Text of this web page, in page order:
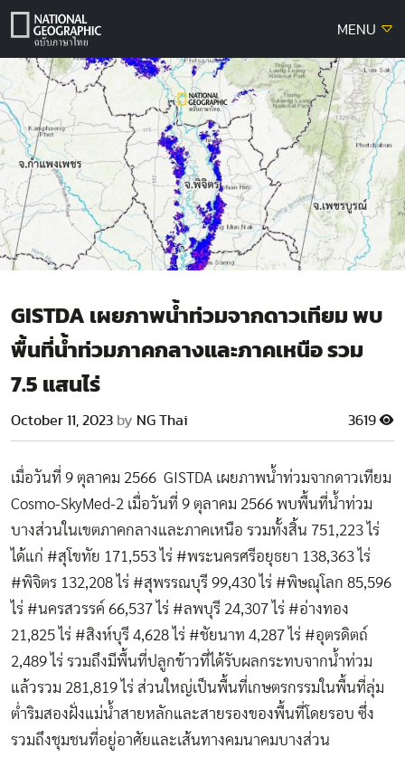
Skip
MENU
GISTDA เผยภาพน้ำท่วมจากดาวเทียม พบ
พื้นที่น้ำท่วมภาคกลางและภาคเหนือ รวม
7.5 แสนไร่
October 11, 2023 by NG Thai 3619
เมื่อวันที่ 9 ตุลาคม 2566 GISTDA เผยภาพน้ำท่วมจากดาวเทียม
Cosmo-SkyMed-2 เมื่อวันที่ 9 ตุลาคม 2566 พบพื้นที่น้ำท่วม
บางส่วนในเขตภาคกลางและภาคเหนือ รวมทั้งสิ้น 751,223 ไร่
ได้แก่ #สุโขทัย 171,553 ไร่ #พระนครศรีอยุธยา 138,363 ไร่
#พิจิตร 132,208 ไร่ #สุพรรณบุรี 99,430 ไร่ #พิษณุโลก 85,596
ไร่ #นครสวรรค์ 66,537 ไร่ #ลพบุรี 24,307 ไร่ #อ่างทอง
21,825 ไร่ #สิงห์บุรี 4,628 ไร่ #ชัยนาท 4,287 ไร่ #อุตรดิตถ์
2,489 ไร่ รวมถึงมีพื้นที่ปลูกข้าวที่ได้รับผลกระทบจากน้ำท่วม
แล้วรวม 281,819 ไร่ ส่วนใหญ่เป็นพื้นที่เกษตรกรรมในพื้นที่ลุ่ม
ต่ำริมสองฝั่งแม่น้ำสายหลักและสายรองของพื้นที่โดยรอบ ซึ่ง
รวมถึงชุมชนที่อยู่อาศัยและเส้นทางคมนาคมบางส่วน